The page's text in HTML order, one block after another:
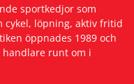
sportkedjor som
cykel, löpning, aktiv fritid
öppnades 1989 och
handlare runt om i